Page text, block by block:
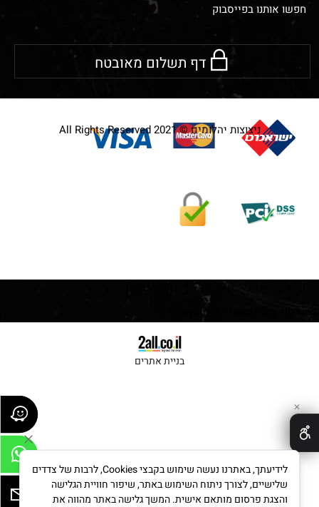
חפשו אותנו בפייסבוק
דף תשלום מאובטח
ניצוצות יהלומים © 2021 All Rights Reserved
HolyClock <head> tag missing!
בניית אתרים
✕
לידיעתך, באתרנו נעשה שימוש בקבצי Cookies, לרבות של צדדים
שלישיים, לצורך ניתוח השימוש באתר, שיפור חוויית הגלישה
והצגת פרסום מותאם אישית. המשך גלישה באתר מהווה את